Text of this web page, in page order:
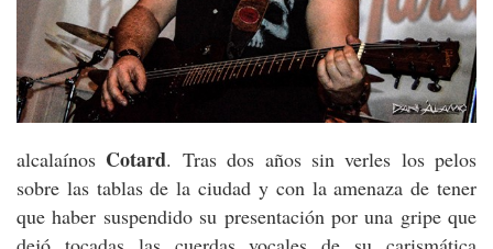
alcalaínos Cotard. Tras dos años sin verles los pelos
sobre las tablas de la ciudad y con la amenaza de tener
que haber suspendido su presentación por una gripe que